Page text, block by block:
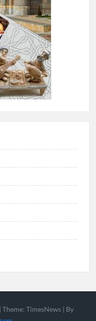
| Theme: TimesNews | By